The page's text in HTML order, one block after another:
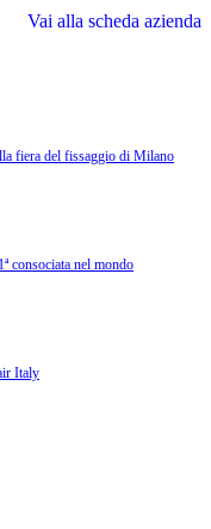
Vai alla scheda azienda
fiera del fissaggio di Milano
consociata nel mondo
Italy